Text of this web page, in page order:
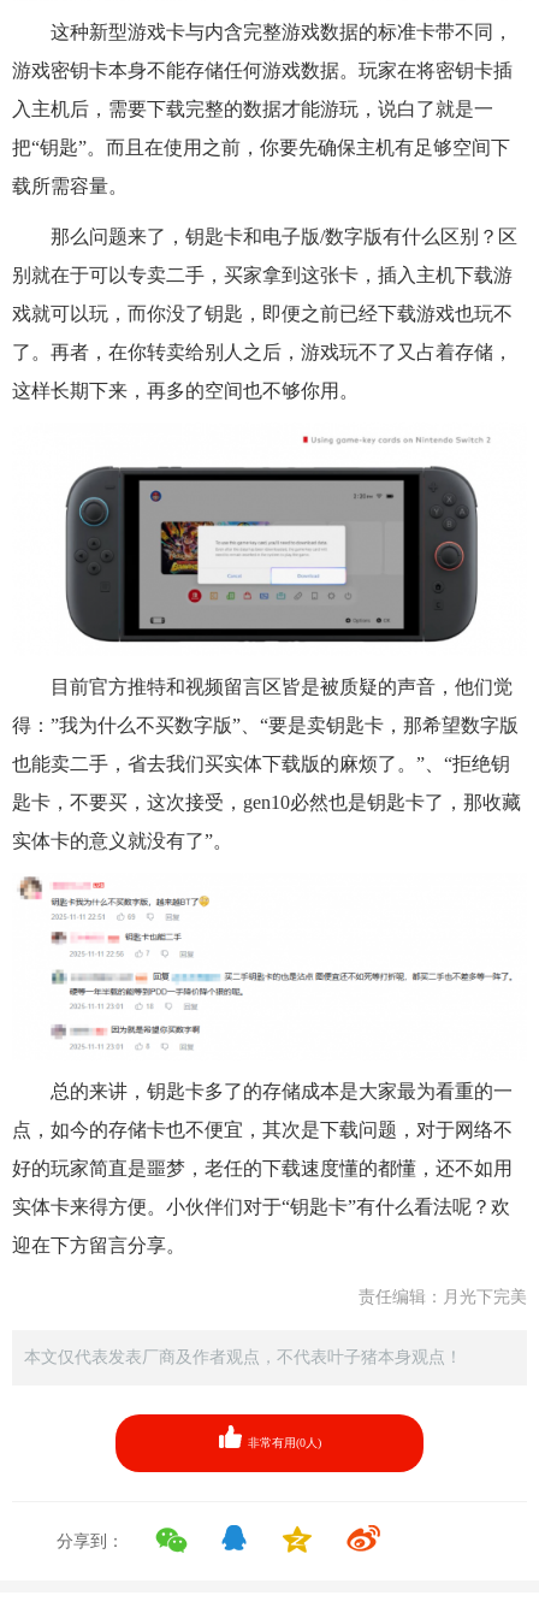
这种新型游戏卡与内含完整游戏数据的标准卡带不同，
游戏密钥卡本身不能存储任何游戏数据。玩家在将密钥卡插
入主机后，需要下载完整的数据才能游玩，说白了就是一
把“钥匙”。而且在使用之前，你要先确保主机有足够空间下
载所需容量。
那么问题来了，钥匙卡和电子版/数字版有什么区别？区
别就在于可以专卖二手，买家拿到这张卡，插入主机下载游
戏就可以玩，而你没了钥匙，即便之前已经下载游戏也玩不
了。再者，在你转卖给别人之后，游戏玩不了又占着存储，
这样长期下来，再多的空间也不够你用。
目前官方推特和视频留言区皆是被质疑的声音，他们觉
得：”我为什么不买数字版”、“要是卖钥匙卡，那希望数字版
也能卖二手，省去我们买实体下载版的麻烦了。”、“拒绝钥
匙卡，不要买，这次接受，gen10必然也是钥匙卡了，那收藏
实体卡的意义就没有了”。
总的来讲，钥匙卡多了的存储成本是大家最为看重的一
点，如今的存储卡也不便宜，其次是下载问题，对于网络不
好的玩家简直是噩梦，老任的下载速度懂的都懂，还不如用
实体卡来得方便。小伙伴们对于“钥匙卡”有什么看法呢？欢
迎在下方留言分享。
责任编辑：月光下完美
本文仅代表发表厂商及作者观点，不代表叶子猪本身观点！
非常有用(0人)
分享到：